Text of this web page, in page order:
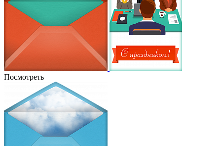
Посмотреть